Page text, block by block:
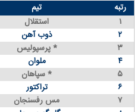
رتبه تیم
۱
استقلال
۲
ذوب آهن
۳
پرسپولیس *
۴
ملوان
۵
سپاهان *
۶
تراکتور
۷
مس رفسنجان